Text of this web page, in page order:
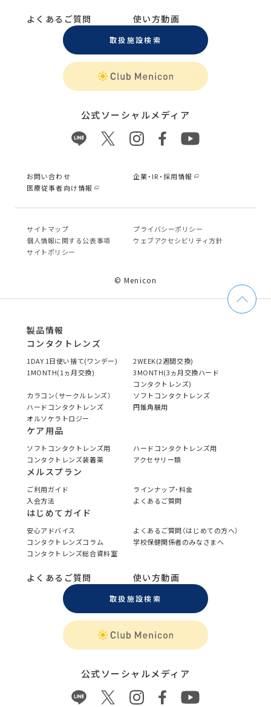
よくあるご質問 使い方動画
取扱施設検索
公式ソーシャルメディア
お問い合わせ
企業・IR・採用情報
医療従事者向け情報
サイトマップ
プライバシーポリシー
個⼈情報に関する公表事項
ウェブアクセシビリティ方針
サイトポリシー
© Menicon
製品情報
コンタクトレンズ
1DAY 1日使い捨て(ワンデー)
2WEEK(2週間交換)
1MONTH(1ヵ月交換)
3MONTH(3ヵ月交換ハード
コンタクトレンズ)
カラコン（サークルレンズ）
ソフトコンタクトレンズ
ハードコンタクトレンズ
円錐角膜用
オルソケラトロジー
ケア用品
ソフトコンタクトレンズ用
ハードコンタクトレンズ用
コンタクトレンズ装着薬
アクセサリー類
メルスプラン
ご利用ガイド
ラインナップ・料金
入会方法
よくあるご質問
はじめてガイド
安心アドバイス
よくあるご質問（はじめての方へ）
コンタクトレンズコラム
学校保健関係者のみなさまへ
コンタクトレンズ総合資料室
よくあるご質問 使い方動画
取扱施設検索
公式ソーシャルメディア